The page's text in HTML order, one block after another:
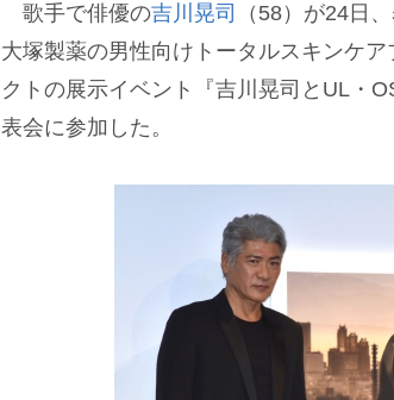
歌手で俳優の吉川晃司
（58）が24日
大塚製薬の男性向けトータルスキンケ
クトの展示イベント『吉川晃司とUL・
表会に参加した。